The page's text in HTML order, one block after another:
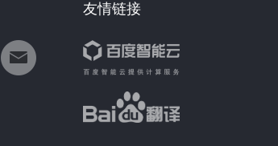
友情链接